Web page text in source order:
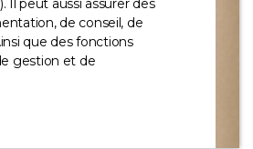
Il peut aussi assurer des
de conseil, de
que des fonctions
gestion et de